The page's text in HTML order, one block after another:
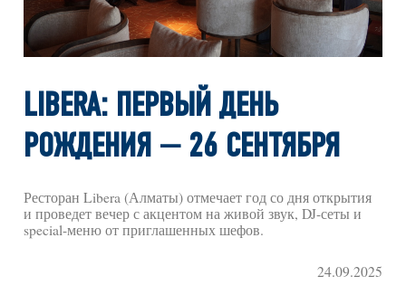
LIBERA: ПЕРВЫЙ ДЕНЬ
РОЖДЕНИЯ — 26 СЕНТЯБРЯ
Ресторан Libera (Алматы) отмечает год со дня открытия
и проведет вечер с акцентом на живой звук, DJ-сеты и
special-меню от приглашенных шефов.
24.09.2025